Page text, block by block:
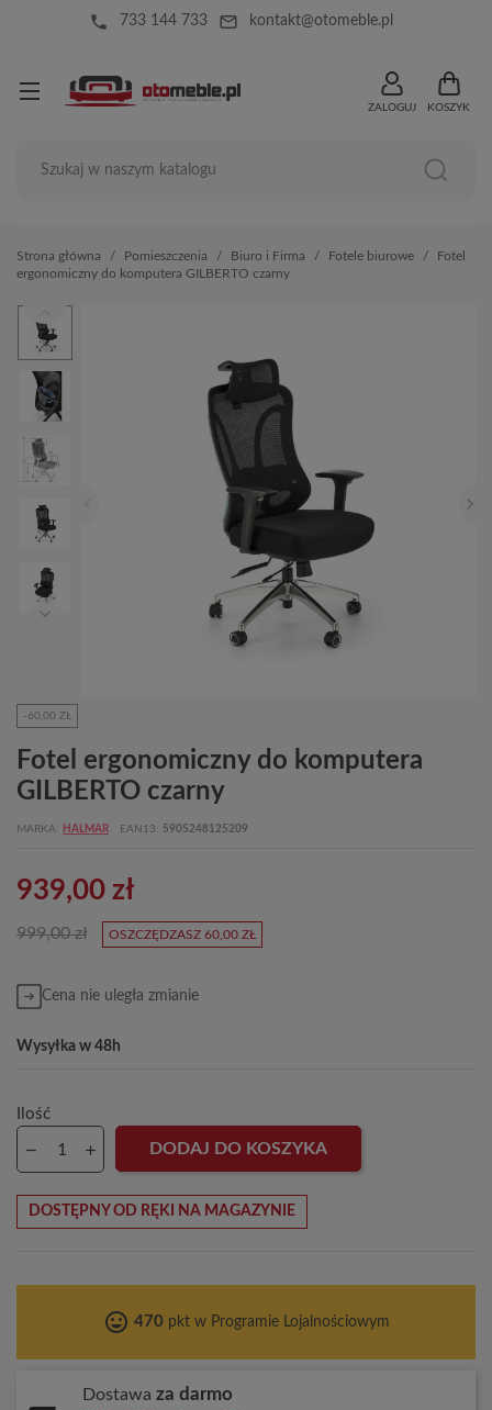
local_phone 733 144 733 mail_outline kontakt@otomeble.pl
ZALOGUJ KOSZYK
Strona główna Pomieszczenia Biuro i Firma Fotele biurowe
Fotel
ergonomiczny do komputera GILBERTO czarny
-60,00 ZŁ
Fotel ergonomiczny do komputera
GILBERTO czarny
MARKA HALMAR EAN13 5905248125209
939,00 zł
999,00 zł OSZCZĘDZASZ 60,00 ZŁ
Cena nie uległa zmianie
Wysyłka w 48h
Ilość
DODAJ DO KOSZYKA
DOSTĘPNY OD RĘKI NA MAGAZYNIE
tag_faces 470pkt w Programie Lojalnościowym
Dostawa za darmo